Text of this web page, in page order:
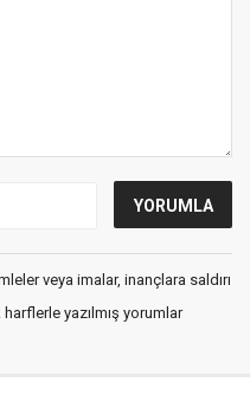
veya imalar, inançlara saldırı
yazılmış yorumlar